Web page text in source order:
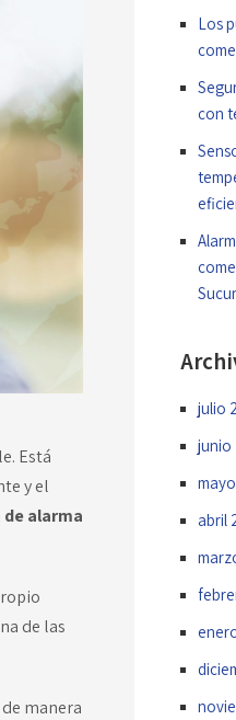
Está
y el
alarma
de las
manera
Los
con
julio
junio
abril